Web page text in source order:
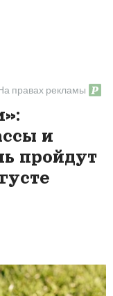
правах рекламы
и
пройдут